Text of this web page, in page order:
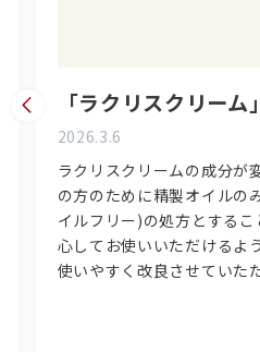
「ラクリスクリー
2026.3.6
ラクリスクリームの成分が
の方のために精製オイルの
イルフリー)の処方とする
心してお使いいただけるよ
使いやすく改良させてい